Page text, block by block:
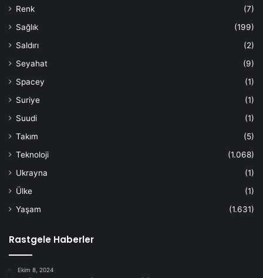
Renk
(7)
Sağlık
(199)
Saldırı
(2)
Seyahat
(9)
Spacey
(1)
Suriye
(1)
Suudi
(1)
Takım
(5)
Teknoloji
(1.068)
Ukrayna
(1)
Ülke
(1)
Yaşam
(1.631)
Rastgele Haberler
Ekim 8, 2024